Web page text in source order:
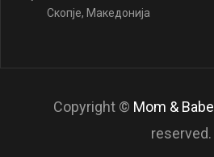
Скопје, Македонија
Copyright © Mom & Babe
reserved.